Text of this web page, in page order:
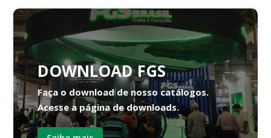
DOWNLOAD FGS
Faça o download de nosso catálogos.
Acesse a página de downloads.